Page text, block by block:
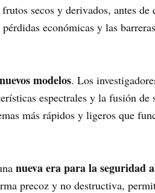
secos y derivados, antes de
económicas y las
modelos. Los
espectrales y la fusión de
más rápidos y ligeros que
nueva era para la seguridad
precoz y no destructiva,